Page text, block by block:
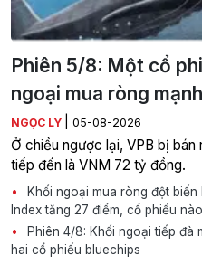
Phiên 5/8: Một cổ
ngoại mua ròng
NGỌC LY 05-08-2026
Ở chiều ngược lại, VPB bị
tiếp đến là VNM 72 tỷ đồng.
Khối ngoại mua ròng đột
Index tăng 27 điểm, cổ phiếu
Phiên 4/8: Khối ngoại tiếp đà
hai cổ phiếu bluechips